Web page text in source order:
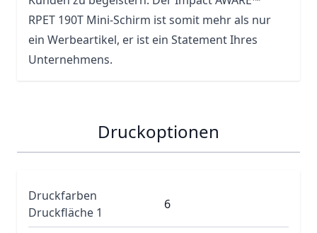
RPET 190T Mini-Schirm ist somit mehr als nur
ein Werbeartikel, er ist ein Statement Ihres
Unternehmens.
Druckoptionen
Druckfarben
Druckfläche 1
6